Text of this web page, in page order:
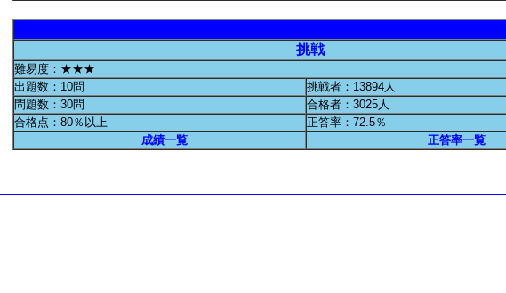
挑戦
難易度：★★★
出題数：10問
挑戦者：13894人
問題数：30問
合格者：3025人
合格点：80％以上
正答率：72.5％
成績一覧
正答率一覧